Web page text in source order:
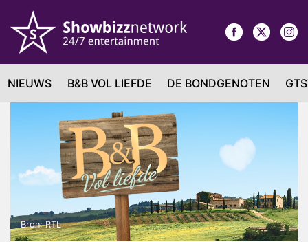
NIEUWS B&B VOL LIEFDE DE BONDGENOTEN
Bron: RTL